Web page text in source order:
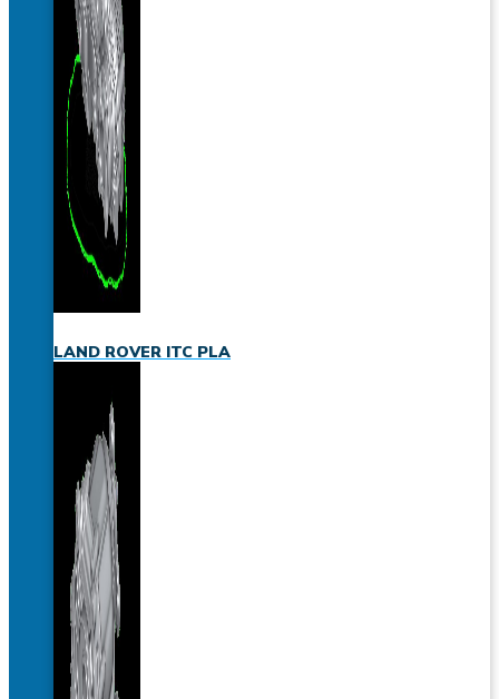
LAND ROVER ITC PLA